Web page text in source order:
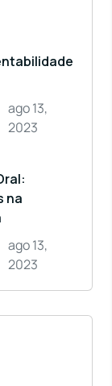
ago 13,
2023
na
ago 13,
2023